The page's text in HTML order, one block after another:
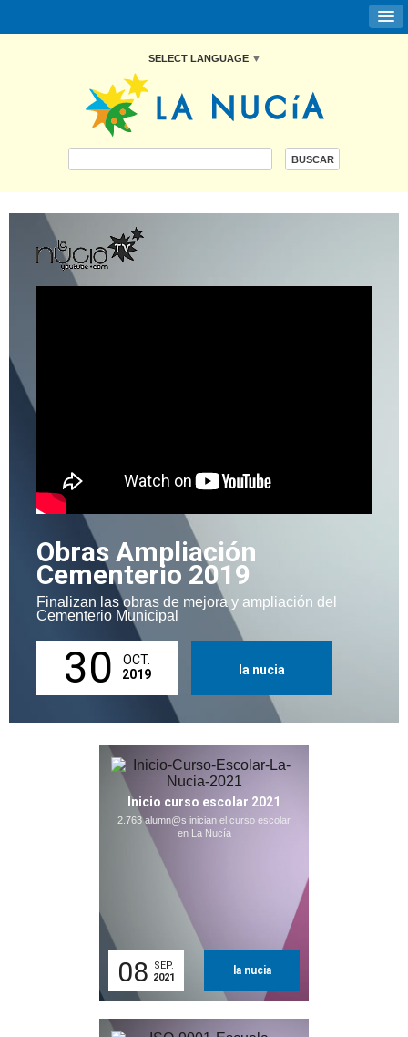
SELECT LANGUAGE ▼
Obras Ampliación
Cementerio 2019
Finalizan las obras de mejora y ampliación del
Cementerio Municipal
30
OCT.
2019
la nucia
Inicio curso escolar 2021
2.763 alumn@s inician el curso escolar
en La Nucía
08
SEP.
2021
la nucia